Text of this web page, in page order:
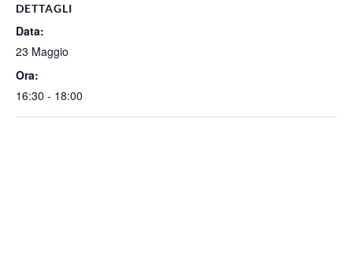
DETTAGLI
Data:
23 Maggio
Ora:
16:30 - 18:00